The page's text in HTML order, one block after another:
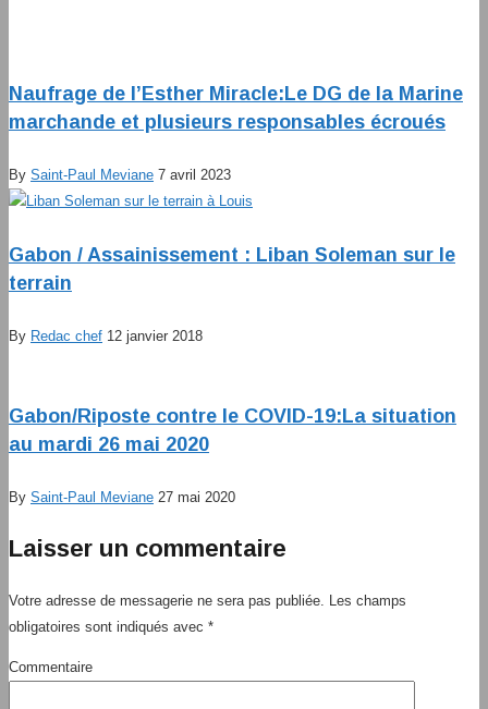
Naufrage de l’Esther Miracle:Le DG de la Marine
marchande et plusieurs responsables écroués
By Saint-Paul Meviane 7 avril 2023
Gabon / Assainissement : Liban Soleman sur le
terrain
By Redac chef 12 janvier 2018
Gabon/Riposte contre le COVID-19:La situation
au mardi 26 mai 2020
By Saint-Paul Meviane 27 mai 2020
Laisser un commentaire
Votre adresse de messagerie ne sera pas publiée. Les champs
obligatoires sont indiqués avec *
Commentaire